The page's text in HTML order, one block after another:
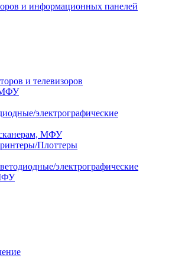
и информационных панелей
и телевизоров
МФУ
электрографические
МФУ
Плоттеры
электрографические